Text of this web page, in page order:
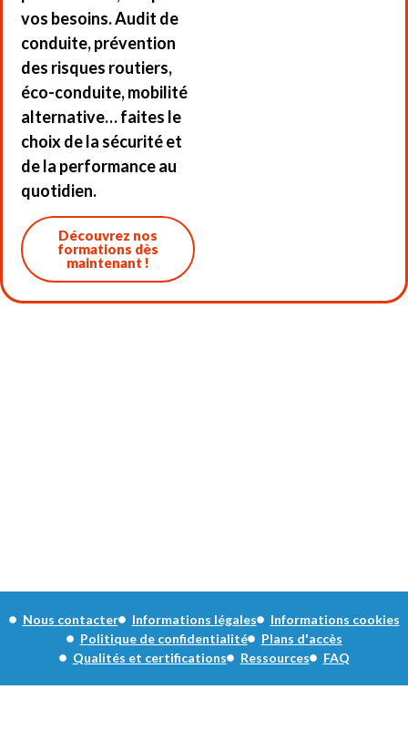
vos besoins. Audit de
conduite, prévention
des risques routiers,
éco-conduite, mobilité
alternative… faites le
choix de la sécurité et
de la performance au
quotidien.
Découvrez nos
formations dès
maintenant !
Nous contacter Informations légales
Informations cookies
Politique de confidentialité
Plans d'accès
Qualités et certifications
Ressources FAQ